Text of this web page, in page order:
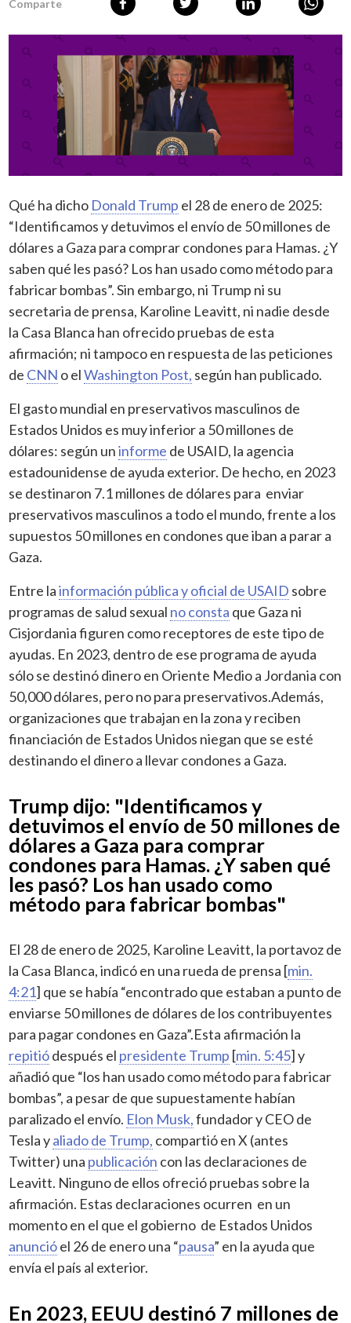
Comparte
Qué ha dicho Donald Trump el 28 de enero de 2025:
“Identificamos y detuvimos el envío de 50 millones de
dólares a Gaza para comprar condones para Hamas. ¿Y
saben qué les pasó? Los han usado como método para
fabricar bombas”. Sin embargo, ni Trump ni su
secretaria de prensa, Karoline Leavitt, ni nadie desde
la Casa Blanca han ofrecido pruebas de esta
afirmación; ni tampoco en respuesta de las peticiones
de CNN o elWashington Post, según han publicado.
El gasto mundial en preservativos masculinos de
Estados Unidos es muy inferior a 50 millones de
dólares: según uninforme de USAID, la agencia
estadounidense de ayuda exterior. De hecho, en 2023
se destinaron 7.1 millones de dólares para enviar
preservativos masculinos a todo el mundo, frente a los
supuestos 50 millones en condones que iban a parar a
Gaza.
Entre lainformación pública y oficial de USAID sobre
programas de salud sexual no consta que Gaza ni
Cisjordania figuren como receptores de este tipo de
ayudas. En 2023, dentro de ese programa de ayuda
sólo se destinó dinero en Oriente Medio a Jordania con
50,000 dólares, pero no para preservativos.Además,
organizaciones que trabajan en la zona y reciben
financiación de Estados Unidos niegan que se esté
destinando el dinero a llevar condones a Gaza.
Trump dijo: "Identificamos y
detuvimos el envío de 50 millones de
dólares a Gaza para comprar
condones para Hamas. ¿Y saben qué
les pasó? Los han usado como
método para fabricar bombas"
El 28 de enero de 2025, Karoline Leavitt, la portavoz de
la Casa Blanca, indicó en una rueda de prensa [min.
4:21] que se había “encontrado que estaban a punto de
enviarse 50 millones de dólares de los contribuyentes
para pagar condones en Gaza”.Esta afirmación la
repitiódespués el presidente Trump [min. 5:45] y
añadió que “los han usado como método para fabricar
bombas”, a pesar de que supuestamente habían
paralizado el envío. Elon Musk,fundador y CEO de
Tesla yaliado de Trump, compartió en X (antes
Twitter) una publicación con las declaraciones de
Leavitt. Ninguno de ellos ofreció pruebas sobre la
afirmación. Estas declaraciones ocurren en un
momento en el que el gobierno de Estados Unidos
anuncióel 26 de enero una “pausa” en la ayuda que
envía el país al exterior.
En 2023, EEUU destinó 7 millones de